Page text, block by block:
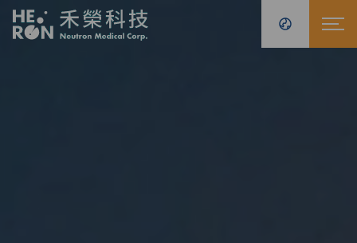
AB-BNCT 醫療設備